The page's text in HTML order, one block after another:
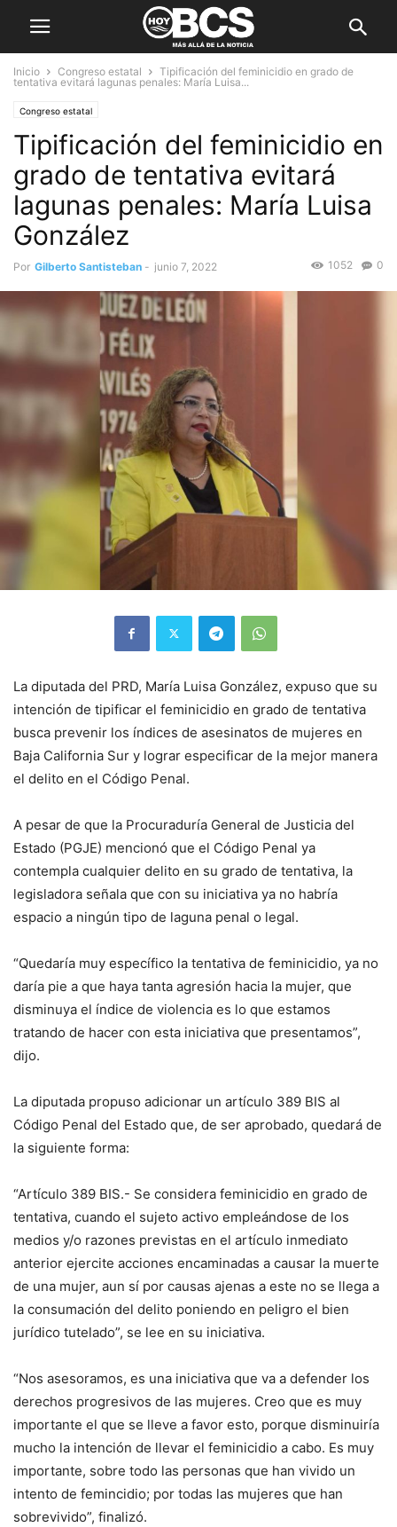
Inicio Congreso estatal
Tipificación del feminicidio en grado de
tentativa evitará lagunas penales: María Luisa...
Congreso estatal
Tipificación del feminicidio en
grado de tentativa evitará
lagunas penales: María Luisa
González
Por Gilberto Santisteban - junio 7, 2022 0
1052
La diputada del PRD, María Luisa González, expuso que su
intención de tipificar el feminicidio en grado de tentativa
busca prevenir los índices de asesinatos de mujeres en
Baja California Sur y lograr especificar de la mejor manera
el delito en el Código Penal.
A pesar de que la Procuraduría General de Justicia del
Estado (PGJE) mencionó que el Código Penal ya
contempla cualquier delito en su grado de tentativa, la
legisladora señala que con su iniciativa ya no habría
espacio a ningún tipo de laguna penal o legal.
“Quedaría muy específico la tentativa de feminicidio, ya no
daría pie a que haya tanta agresión hacia la mujer, que
disminuya el índice de violencia es lo que estamos
tratando de hacer con esta iniciativa que presentamos”,
dijo.
La diputada propuso adicionar un artículo 389 BIS al
Código Penal del Estado que, de ser aprobado, quedará de
la siguiente forma:
“Artículo 389 BIS.- Se considera feminicidio en grado de
tentativa, cuando el sujeto activo empleándose de los
medios y/o razones previstas en el artículo inmediato
anterior ejercite acciones encaminadas a causar la muerte
de una mujer, aun sí por causas ajenas a este no se llega a
la consumación del delito poniendo en peligro el bien
jurídico tutelado”, se lee en su iniciativa.
“Nos asesoramos, es una iniciativa que va a defender los
derechos progresivos de las mujeres. Creo que es muy
importante el que se lleve a favor esto, porque disminuiría
mucho la intención de llevar el feminicidio a cabo. Es muy
importante, sobre todo las personas que han vivido un
intento de femincidio; por todas las mujeres que han
sobrevivido”, finalizó.